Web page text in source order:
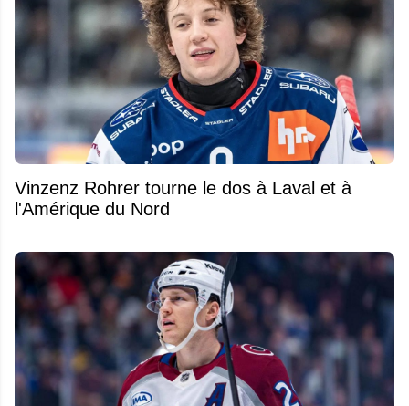
Vinzenz Rohrer tourne le dos à Laval et à
l'Amérique du Nord